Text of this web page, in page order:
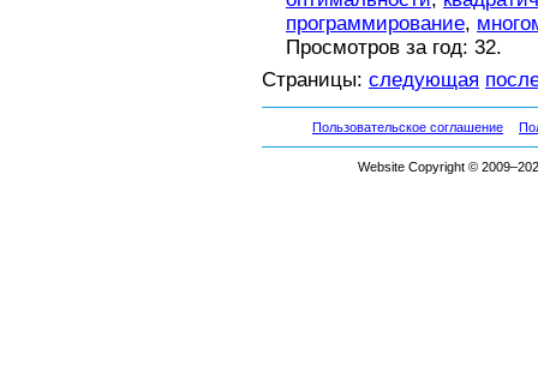
программирование,
Просмотров за год: 32.
Страницы: следующая
Пользовательское соглашение
Website Copyright ©